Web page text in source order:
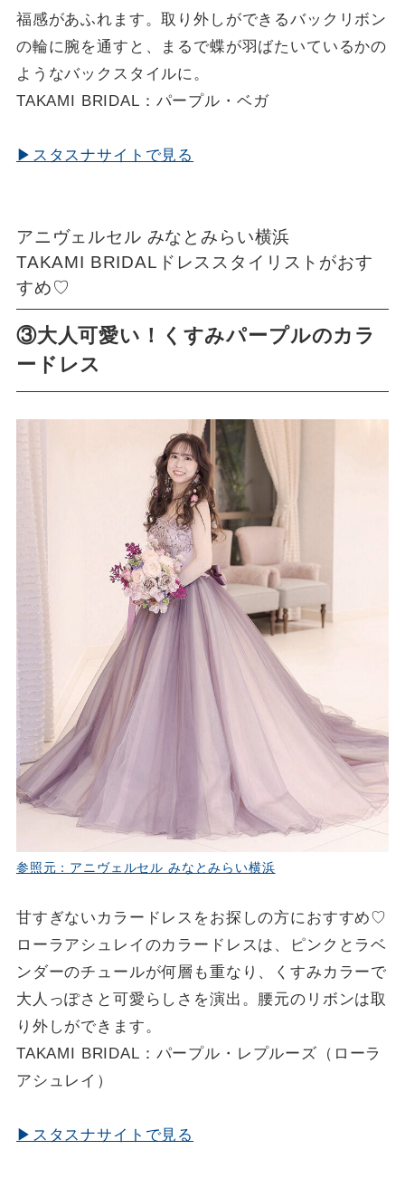
福感があふれます。取り外しができるバックリボン
の輪に腕を通すと、まるで蝶が羽ばたいているかの
ようなバックスタイルに。
TAKAMI BRIDAL：パープル・ベガ
▶スタスナサイトで見る
アニヴェルセル みなとみらい横浜
TAKAMI BRIDALドレススタイリストがおす
すめ♡
③大人可愛い！くすみパープルのカラ
ードレス
参照元：アニヴェルセル みなとみらい横浜
甘すぎないカラードレスをお探しの方におすすめ♡
ローラアシュレイのカラードレスは、ピンクとラベ
ンダーのチュールが何層も重なり、くすみカラーで
大人っぽさと可愛らしさを演出。腰元のリボンは取
り外しができます。
TAKAMI BRIDAL：パープル・レプルーズ（ローラ
アシュレイ）
▶スタスナサイトで見る